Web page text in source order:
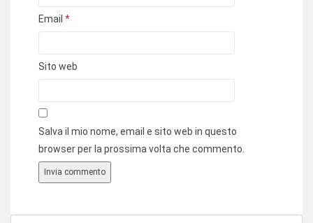
Email *
Sito web
Salva il mio nome, email e sito web in questo
browser per la prossima volta che commento.